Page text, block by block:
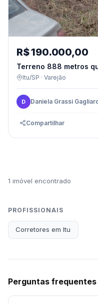
R$ 190.000,00
Terreno 888 metros
Itu/SP · Varejão
D Daniela Grassi
Compartilhar
1 imóvel encontrado
PROFISSIONAIS
Corretores em Itu
Perguntas frequentes